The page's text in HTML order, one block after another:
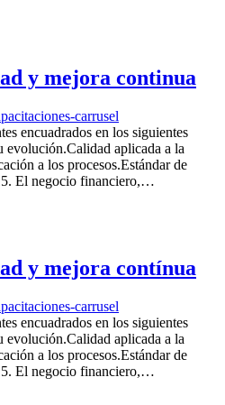
y mejora continua
carrusel
encuadrados en los siguientes
evolución.Calidad aplicada a la
a los procesos.Estándar de
El negocio financiero,…
y mejora contínua
carrusel
encuadrados en los siguientes
evolución.Calidad aplicada a la
a los procesos.Estándar de
El negocio financiero,…